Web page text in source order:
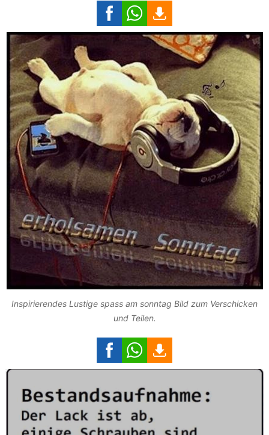
Inspirierendes Lustige spass am sonntag Bild zum Verschicken
und Teilen.